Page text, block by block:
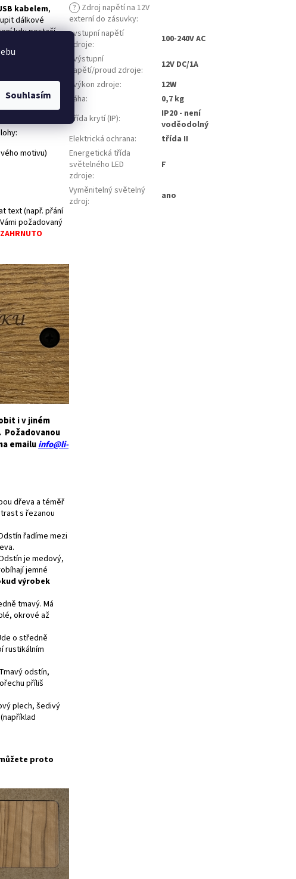
Souhlasím
kabelem,
dálkové
kdy postačí
z
motivu)
text (např. přání
požadovaný
i v jiném
Požadovanou
emailuinfo@li-
dřeva a téměř
s řezanou
řadíme mezi
je medový,
jemné
výrobek
tmavý. Má
okrové až
o středně
rustikálním
odstín,
příliš
plech, šedivý
proto
? Zdroj napětí na 12V
externí do zásuvky:
- vstupní napětí
zdroje:
100-240V AC
- výstupní
napětí/proud zdroje:
12V DC/1A
- výkon zdroje:
12W
Váha:
0,7 kg
Třída krytí (IP):
IP20 - není
voděodolný
Elektrická ochrana:
třída II
Energetická třída
světelného LED
zdroje:
F
Vyměnitelný světelný
zdroj: ano